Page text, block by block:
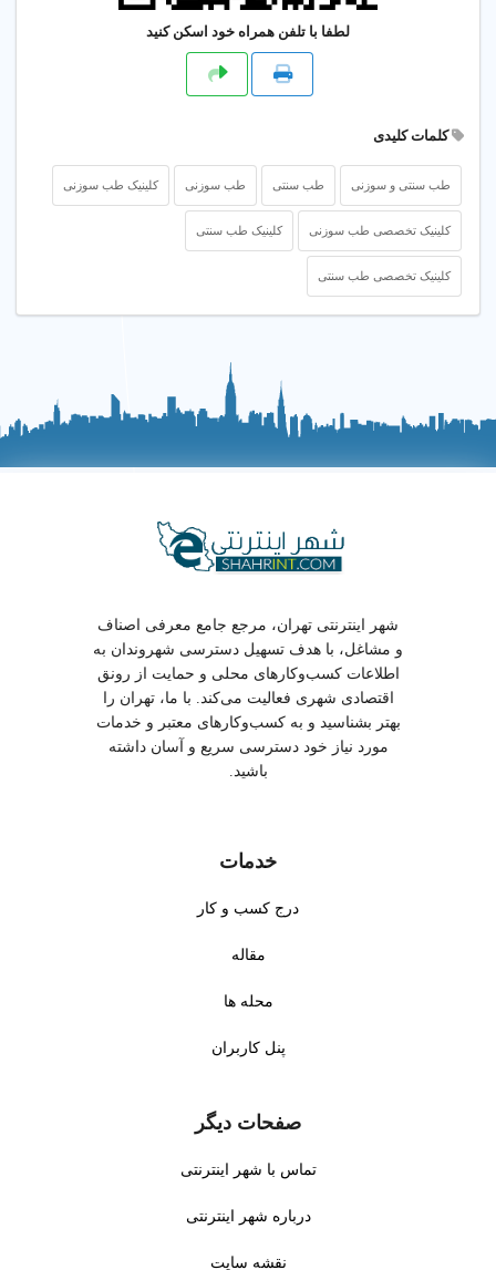
لطفا با تلفن همراه خود اسکن کنید
کلمات کلیدی
طب سنتی و سوزنی طب سنتی طب سوزنی کلینیک طب سوزنی
کلینیک تخصصی طب سوزنی کلینیک طب سنتی
کلینیک تخصصی طب سنتی
شهر اینترنتی تهران، مرجع جامع معرفی اصناف
و مشاغل، با هدف تسهیل دسترسی شهروندان به
اطلاعات کسب‌وکارهای محلی و حمایت از رونق
اقتصادی شهری فعالیت می‌کند. با ما، تهران را
بهتر بشناسید و به کسب‌وکارهای معتبر و خدمات
مورد نیاز خود دسترسی سریع و آسان داشته
باشید.
خدمات
درج کسب و کار
مقاله
محله ها
پنل کاربران
صفحات دیگر
تماس با شهر اینترنتی
درباره شهر اینترنتی
نقشه سایت